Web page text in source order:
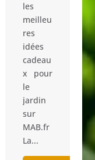
les
meilleu
res
idées
cadeau
x pour
jardin
sur
MAB.fr
La...